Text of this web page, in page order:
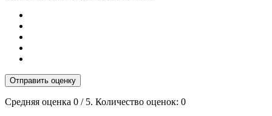
Отправить оценку
Средняя оценка 0 / 5. Количество оценок: 0